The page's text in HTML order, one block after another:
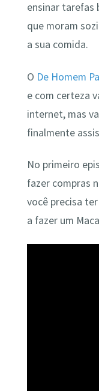
ensinar tarefas
que moram
a sua comida.
O De Homem
e com certeza
internet, mas
finalmente
No primeiro
fazer compras
você precisa
a fazer um